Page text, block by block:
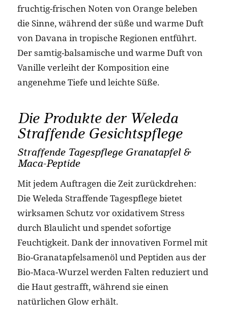
fruchtig-frischen Noten von Orange beleben
die Sinne, während der süße und warme Duft
von Davana in tropische Regionen entführt.
Der samtig-balsamische und warme Duft von
Vanille verleiht der Komposition eine
angenehme Tiefe und leichte Süße.
Die Produkte der Weleda
Straffende Gesichtspflege
Straffende Tagespflege Granatapfel &
Maca-Peptide
Mit jedem Auftragen die Zeit zurückdrehen:
Die Weleda Straffende Tagespflege bietet
wirksamen Schutz vor oxidativem Stress
durch Blaulicht und spendet sofortige
Feuchtigkeit. Dank der innovativen Formel mit
Bio-Granatapfelsamenöl und Peptiden aus der
Bio-Maca-Wurzel werden Falten reduziert und
die Haut gestrafft, während sie einen
natürlichen Glow erhält.